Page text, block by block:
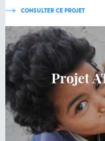
CONSULTER CE PROJET
Projet